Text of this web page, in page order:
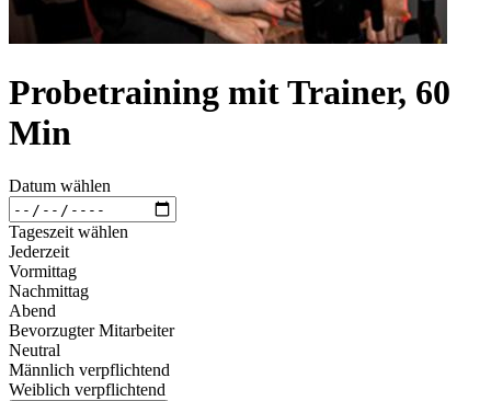
Probetraining mit Trainer, 60
Min
Datum wählen
Tageszeit wählen
Jederzeit
Vormittag
Nachmittag
Abend
Bevorzugter Mitarbeiter
Neutral
Männlich verpflichtend
Weiblich verpflichtend